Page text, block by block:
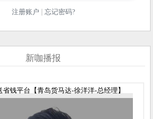
注册账户 | 忘记密码?
新咖播报
省钱平台【青岛货马达-徐洋洋-总经理】